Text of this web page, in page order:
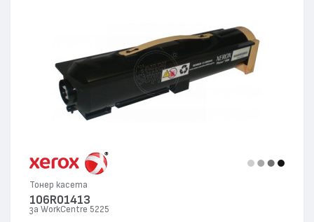
Тонер касета
106R01413
за WorkCentre 5225